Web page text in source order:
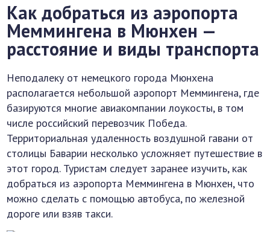
Как добраться из аэропорта
Меммингена в Мюнхен —
расстояние и виды транспорта
Неподалеку от немецкого города Мюнхена
располагается небольшой аэропорт Меммингена, где
базируются многие авиакомпании лоукосты, в том
числе российский перевозчик Победа.
Территориальная удаленность воздушной гавани от
столицы Баварии несколько усложняет путешествие в
этот город. Туристам следует заранее изучить, как
добраться из аэропорта Меммингена в Мюнхен, что
можно сделать с помощью автобуса, по железной
дороге или взяв такси.